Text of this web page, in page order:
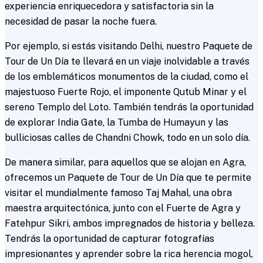
experiencia enriquecedora y satisfactoria sin la
necesidad de pasar la noche fuera.
Por ejemplo, si estás visitando Delhi, nuestro Paquete de
Tour de Un Día te llevará en un viaje inolvidable a través
de los emblemáticos monumentos de la ciudad, como el
majestuoso Fuerte Rojo, el imponente Qutub Minar y el
sereno Templo del Loto. También tendrás la oportunidad
de explorar India Gate, la Tumba de Humayun y las
bulliciosas calles de Chandni Chowk, todo en un solo día.
De manera similar, para aquellos que se alojan en Agra,
ofrecemos un Paquete de Tour de Un Día que te permite
visitar el mundialmente famoso Taj Mahal, una obra
maestra arquitectónica, junto con el Fuerte de Agra y
Fatehpur Sikri, ambos impregnados de historia y belleza.
Tendrás la oportunidad de capturar fotografías
impresionantes y aprender sobre la rica herencia mogol,